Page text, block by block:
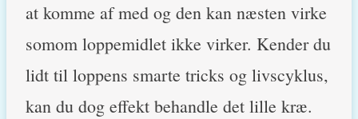
at komme af med og den kan næsten virke
somom loppemidlet ikke virker. Kender du
lidt til loppens smarte tricks og livscyklus,
kan du dog effekt behandle det lille kræ.